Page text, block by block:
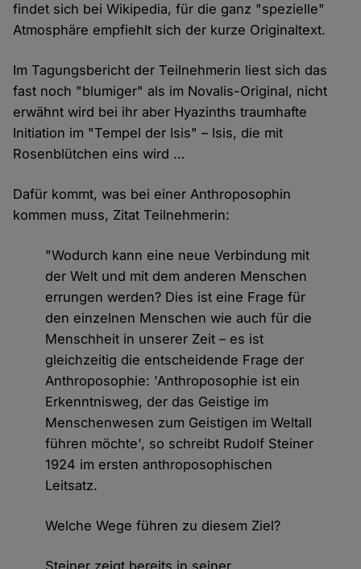
findet sich bei Wikipedia, für die ganz "spezielle"
Atmosphäre empfiehlt sich der kurze Originaltext.
Im Tagungsbericht der Teilnehmerin liest sich das
fast noch "blumiger" als im Novalis-Original, nicht
erwähnt wird bei ihr aber Hyazinths traumhafte
Initiation im "Tempel der Isis" – Isis, die mit
Rosenblütchen eins wird …
Dafür kommt, was bei einer Anthroposophin
kommen muss, Zitat Teilnehmerin:
"Wodurch kann eine neue Verbindung mit
der Welt und mit dem anderen Menschen
errungen werden? Dies ist eine Frage für
den einzelnen Menschen wie auch für die
Menschheit in unserer Zeit – es ist
gleichzeitig die entscheidende Frage der
Anthroposophie: 'Anthroposophie ist ein
Erkenntnisweg, der das Geistige im
Menschenwesen zum Geistigen im Weltall
führen möchte', so schreibt Rudolf Steiner
1924 im ersten anthroposophischen
Leitsatz.
Welche Wege führen zu diesem Ziel?